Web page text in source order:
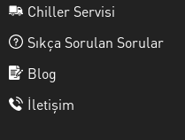
Chiller Servisi
Sıkça Sorulan Sorular
Blog
İletişim